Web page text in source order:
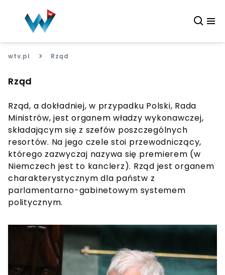
wtv.pl > Rząd
Rząd
Rząd, a dokładniej, w przypadku Polski, Rada
Ministrów, jest organem władzy wykonawczej,
składającym się z szefów poszczególnych
resortów. Na jego czele stoi przewodniczący,
którego zazwyczaj nazywa się premierem (w
Niemczech jest to kanclerz). Rząd jest organem
charakterystycznym dla państw z
parlamentarno-gabinetowym systemem
politycznym.